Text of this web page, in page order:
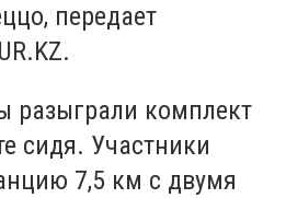
передает
разыграли комплект
сидя. Участники
7,5 км с двумя